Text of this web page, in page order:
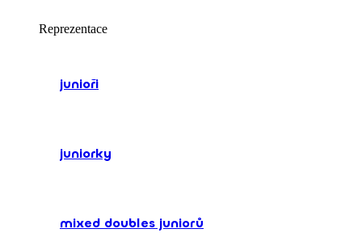
Reprezentace
junioři
juniorky
mixed doubles juniorů